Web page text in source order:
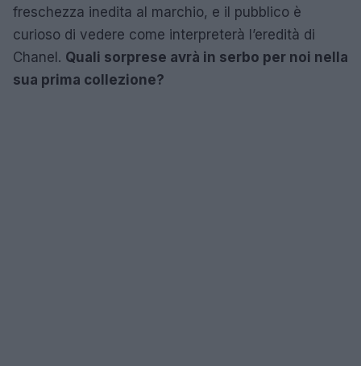
freschezza inedita al marchio, e il pubblico è
curioso di vedere come interpreterà l’eredità di
Chanel. Quali sorprese avrà in serbo per noi nella
sua prima collezione?